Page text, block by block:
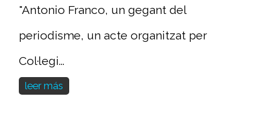
"Antonio Franco, un gegant del
periodisme, un acte organitzat per
Col·legi...
leer más